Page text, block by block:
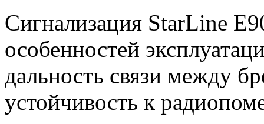
Сигнализация StarLine
особенностей
дальность связи между
устойчивость к